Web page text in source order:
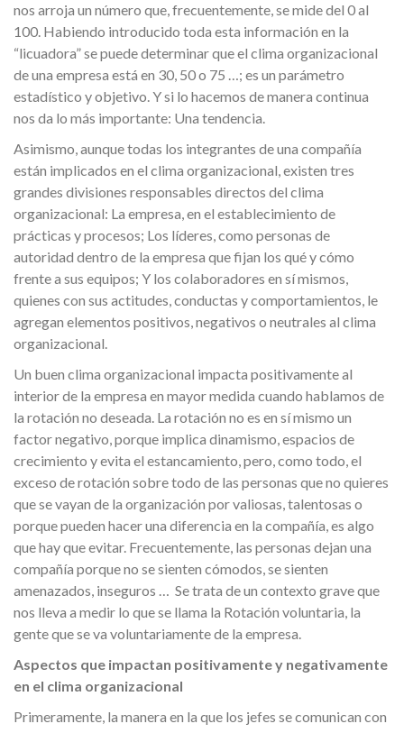
nos arroja un número que, frecuentemente, se mide del 0 al
100. Habiendo introducido toda esta información en la
“licuadora” se puede determinar que el clima organizacional
de una empresa está en 30, 50 o 75 …; es un parámetro
estadístico y objetivo. Y si lo hacemos de manera continua
nos da lo más importante: Una tendencia.
Asimismo, aunque todas los integrantes de una compañía
están implicados en el clima organizacional, existen tres
grandes divisiones responsables directos del clima
organizacional: La empresa, en el establecimiento de
prácticas y procesos; Los líderes, como personas de
autoridad dentro de la empresa que fijan los qué y cómo
frente a sus equipos; Y los colaboradores en sí mismos,
quienes con sus actitudes, conductas y comportamientos, le
agregan elementos positivos, negativos o neutrales al clima
organizacional.
Un buen clima organizacional impacta positivamente al
interior de la empresa en mayor medida cuando hablamos de
la rotación no deseada. La rotación no es en sí mismo un
factor negativo, porque implica dinamismo, espacios de
crecimiento y evita el estancamiento, pero, como todo, el
exceso de rotación sobre todo de las personas que no quieres
que se vayan de la organización por valiosas, talentosas o
porque pueden hacer una diferencia en la compañía, es algo
que hay que evitar. Frecuentemente, las personas dejan una
compañía porque no se sienten cómodos, se sienten
amenazados, inseguros … Se trata de un contexto grave que
nos lleva a medir lo que se llama la Rotación voluntaria, la
gente que se va voluntariamente de la empresa.
Aspectos que impactan positivamente y negativamente
en el clima organizacional
Primeramente, la manera en la que los jefes se comunican con